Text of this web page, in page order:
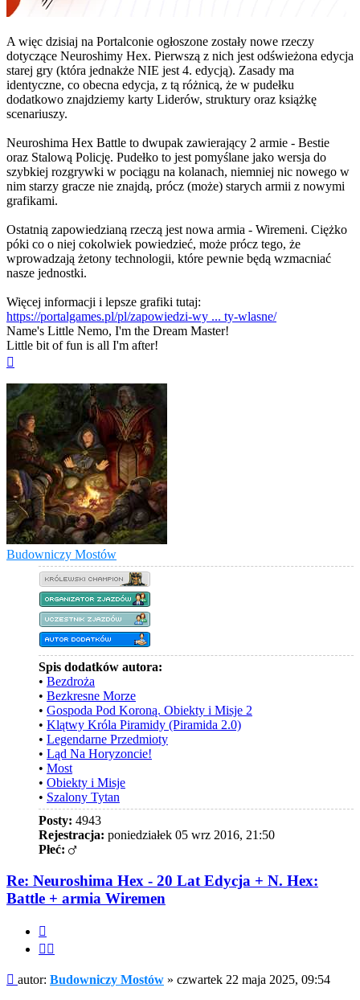
A więc dzisiaj na Portalconie ogłoszone zostały nowe rzeczy
dotyczące Neuroshimy Hex. Pierwszą z nich jest odświeżona edycja
starej gry (która jednakże NIE jest 4. edycją). Zasady ma
identyczne, co obecna edycja, z tą różnicą, że w pudełku
dodatkowo znajdziemy karty Liderów, struktury oraz książkę
scenariuszy.
Neuroshima Hex Battle to dwupak zawierający 2 armie - Bestie
oraz Stalową Policję. Pudełko to jest pomyślane jako wersja do
szybkiej rozgrywki w pociągu na kolanach, niemniej nic nowego w
nim starzy gracze nie znajdą, prócz (może) starych armii z nowymi
grafikami.
Ostatnią zapowiedzianą rzeczą jest nowa armia - Wiremeni. Ciężko
póki co o niej cokolwiek powiedzieć, może prócz tego, że
wprowadzają żetony technologii, które pewnie będą wzmacniać
nasze jednostki.
Więcej informacji i lepsze grafiki tutaj:
https://portalgames.pl/pl/zapowiedzi-wy ... ty-wlasne/
Name's Little Nemo, I'm the Dream Master!
Little bit of fun is all I'm after!
Budowniczy Mostów
Spis dodatków autora:
• Bezdroża
• Bezkresne Morze
• Gospoda Pod Koroną. Obiekty i Misje 2
• Klątwy Króla Piramidy (Piramida 2.0)
• Legendarne Przedmioty
• Ląd Na Horyzoncie!
• Most
• Obiekty i Misje
• Szalony Tytan
Posty: 4943
Rejestracja: poniedziałek 05 wrz 2016, 21:50
Płeć:
Re: Neuroshima Hex - 20 Lat Edycja + N. Hex:
Battle + armia Wiremen
Post
autor: Budowniczy Mostów » czwartek 22 maja 2025, 09:54